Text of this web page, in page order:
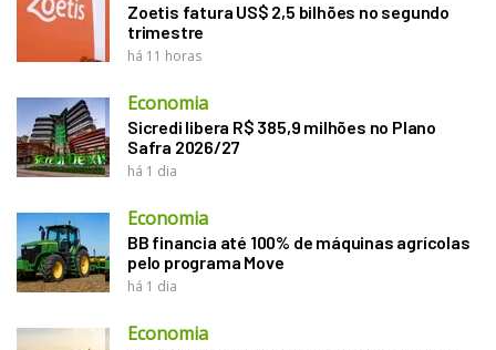
Zoetis fatura US$ 2,5 bilhões no segundo
trimestre
há 11 horas
Economia
Sicredi libera R$ 385,9 milhões no Plano
Safra 2026/27
há 1 dia
Economia
BB financia até 100% de máquinas agrícolas
pelo programa Move
há 1 dia
Economia